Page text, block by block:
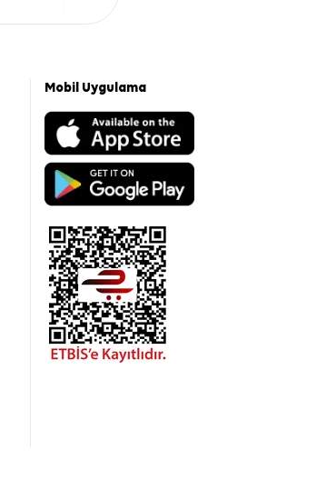
Mobil Uygulama